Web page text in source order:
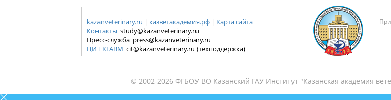
kazanveterinary.ru | казветакадемия.рф | Карта сайта
Контакты study@kazanveterinary.ru
Пресс-служба press@kazanveterinary.ru
ЦИТ КГАВМ cit@kazanveterinary.ru (техподдержка)
© 2002-2026 ФГБОУ ВО Казанский ГАУ Институт "Казанская академия